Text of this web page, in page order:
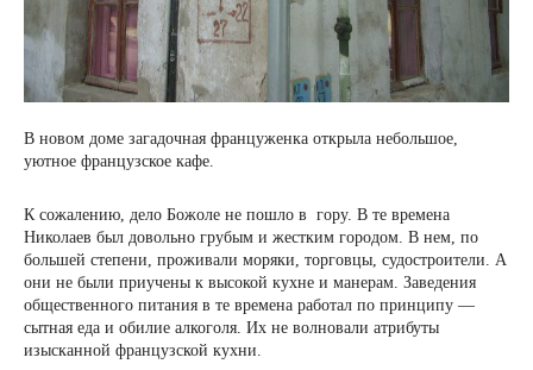
В новом доме загадочная француженка открыла небольшое,
уютное французское кафе.
К сожалению, дело Божоле не пошло в гору. В те времена
Николаев был довольно грубым и жестким городом. В нем, по
большей степени, проживали моряки, торговцы, судостроители. А
они не были приучены к высокой кухне и манерам. Заведения
общественного питания в те времена работал по принципу —
сытная еда и обилие алкоголя. Их не волновали атрибуты
изысканной французской кухни.